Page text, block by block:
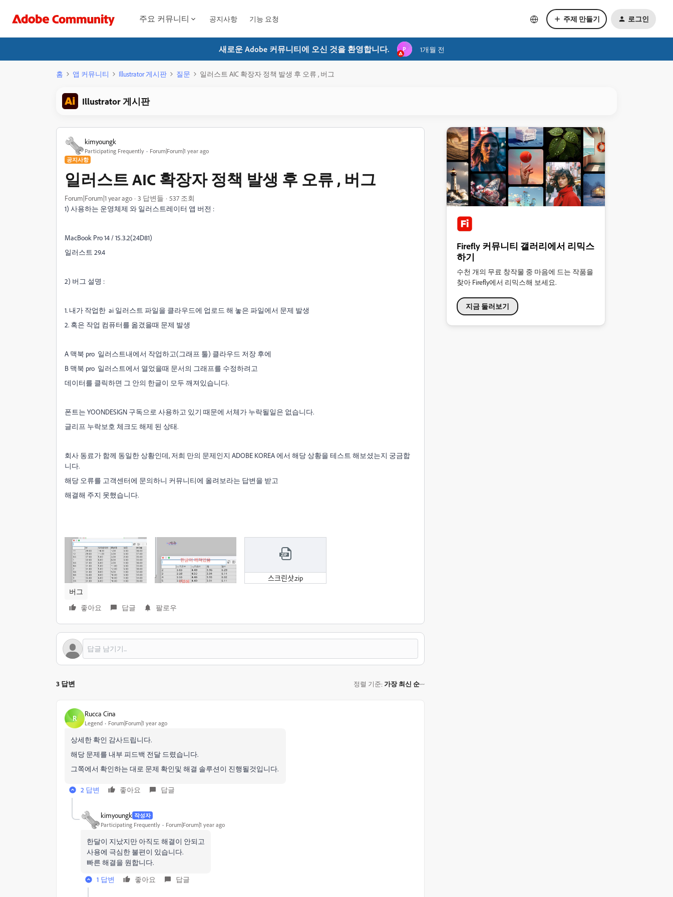
주요 커뮤니티 공지사항 기능 요청 주제 만들기 로그인
새로운 Adobe 커뮤니티에 오신 것을 환영합니다. P 1개월 전
홈 앱 커뮤니티 Illustrator 게시판 질문 일러스트 AIC 확장자 정책 발생 후 오류 , 버그
Illustrator 게시판
kimyoungk
Participating Frequently Forum|Forum|1 year ago
공지사항
일러스트 AIC 확장자 정책 발생 후 오류 , 버그
Forum|Forum|1 year ago 3 답변들
537 조회
1) 사용하는 운영체제 와 일러스트레이터 앱 버전 :
MacBook Pro 14 / 15.3.2(24D81)
일러스트 29.4
2) 버그 설명 :
1. 내가 작업한 ai 일러스트 파일을 클라우드에 업로드 해 놓은 파일에서 문제 발생
2. 혹은 작업 컴퓨터를 옮겼을때 문제 발생
A 맥북 pro 일러스트내에서 작업하고(그래프 툴) 클라우드 저장 후에
B 맥북 pro 일러스트에서 열었을때 문서의 그래프를 수정하려고
데이터를 클릭하면 그 안의 한글이 모두 깨져있습니다.
폰트는 YOONDESIGN 구독으로 사용하고 있기 때문에 서체가 누락될일은 없습니다.
글리프 누락보호 체크도 해제 된 상태.
회사 동료가 함께 동일한 상황인데, 저희 만의 문제인지 ADOBE KOREA 에서 해당 상황을 테스트 해보셨는지 궁금합
니다.
해당 오류를 고객센터에 문의하니 커뮤니티에 올려보라는 답변을 받고
해결해 주지 못했습니다.
스크린샷.zip
버그
좋아요
답글 팔로우
3 답변 정렬 기준: 가장 최신 순
R Rucca Cina
Legend Forum|Forum|1 year ago
상세한 확인 감사드립니다.
해당 문제를 내부 피드백 전달 드렸습니다.
그쪽에서 확인하는 대로 문제 확인및 해결 솔루션이 진행될것입니다.
2 답변 좋아요 답글
kimyoungk 작성자
Participating Frequently Forum|Forum|1 year ago
한달이 지났지만 아직도 해결이 안되고
사용에 극심한 불편이 있습니다.
빠른 해결을 원합니다.
1 답변
좋아요 답글
Firefly 커뮤니티 갤러리에서 리믹스
하기
수천 개의 무료 창작물 중 마음에 드는 작품을
찾아 Firefly에서 리믹스해 보세요.
지금 둘러보기